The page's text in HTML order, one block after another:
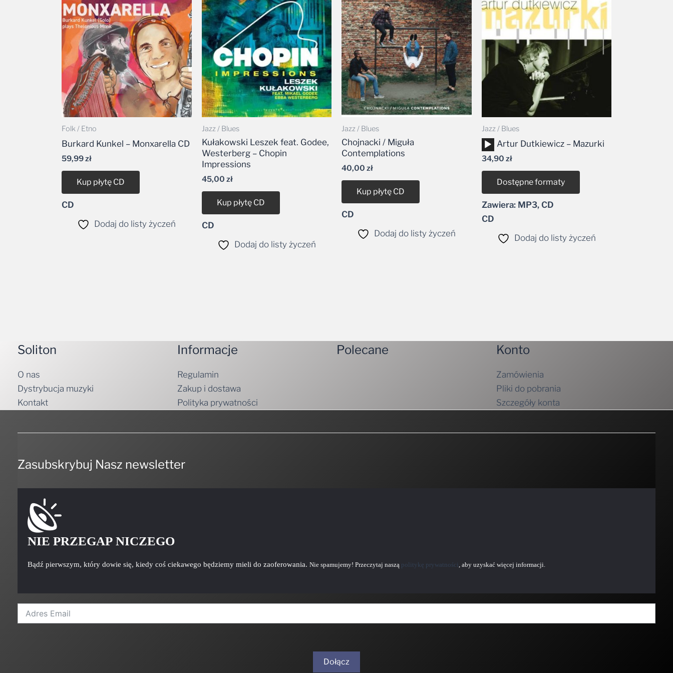
Folk / Etno
Burkard Kunkel – Monxarella CD
59,99zł
Kup płytę CD
CD
Dodaj do listy życzeń
Jazz / Blues
Kułakowski Leszek feat. Godee,
Westerberg – Chopin
Impressions
45,00 zł
Kup płytę CD
CD
Dodaj do listy życzeń
Jazz / Blues
Chojnacki / Miguła
Contemplations
40,00 zł
Kup płytę CD
CD
Dodaj do listy życzeń
Jazz / Blues
Odtwarzacz
plików
dźwiękowych
Artur Dutkiewicz – Mazurki
34,90 zł
Dostępne formaty
Zawiera: MP3, CD
CD
Dodaj do listy życzeń
Soliton
O nas
Dystrybucja muzyki
Kontakt
Informacje
Regulamin
Zakup i dostawa
Polityka prywatności
Polecane Konto
Zamówienia
Pliki do pobrania
Szczegóły konta
Zasubskrybuj Nasz newsletter
NIE PRZEGAP NICZEGO
Bądź pierwszym, który dowie się, kiedy coś ciekawego będziemy mieli do zaoferowania. Nie spamujemy! Przeczytaj naszą politykę prywatności , aby uzyskać więcej informacji.
Dołącz